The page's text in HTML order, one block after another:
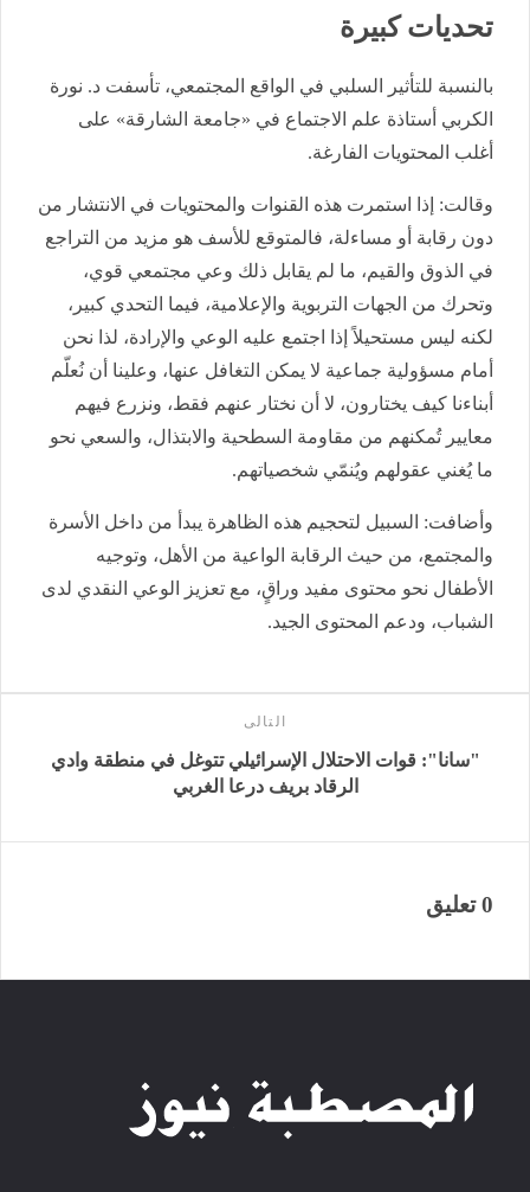
تحديات كبيرة
بالنسبة للتأثير السلبي في الواقع المجتمعي، تأسفت د. نورة
الكربي أستاذة علم الاجتماع في «جامعة الشارقة» على
أغلب المحتويات الفارغة.
وقالت: إذا استمرت هذه القنوات والمحتويات في الانتشار من
دون رقابة أو مساءلة، فالمتوقع للأسف هو مزيد من التراجع
في الذوق والقيم، ما لم يقابل ذلك وعي مجتمعي قوي،
وتحرك من الجهات التربوية والإعلامية، فيما التحدي كبير،
لكنه ليس مستحيلاً إذا اجتمع عليه الوعي والإرادة، لذا نحن
أمام مسؤولية جماعية لا يمكن التغافل عنها، وعلينا أن نُعلّم
أبناءنا كيف يختارون، لا أن نختار عنهم فقط، ونزرع فيهم
معايير تُمكنهم من مقاومة السطحية والابتذال، والسعي نحو
ما يُغني عقولهم ويُنمّي شخصياتهم.
وأضافت: السبيل لتحجيم هذه الظاهرة يبدأ من داخل الأسرة
والمجتمع، من حيث الرقابة الواعية من الأهل، وتوجيه
الأطفال نحو محتوى مفيد وراقٍ، مع تعزيز الوعي النقدي لدى
الشباب، ودعم المحتوى الجيد.
التالى
"سانا": قوات الاحتلال الإسرائيلي تتوغل في منطقة وادي
الرقاد ‏بريف درعا الغربي‎
0 تعليق